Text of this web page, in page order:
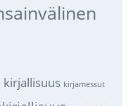
kirjallisuus kirjamessut